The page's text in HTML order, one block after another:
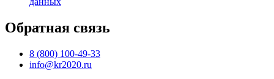
Обратная связь
8 (800) 100-49-33
info@kr2020.ru